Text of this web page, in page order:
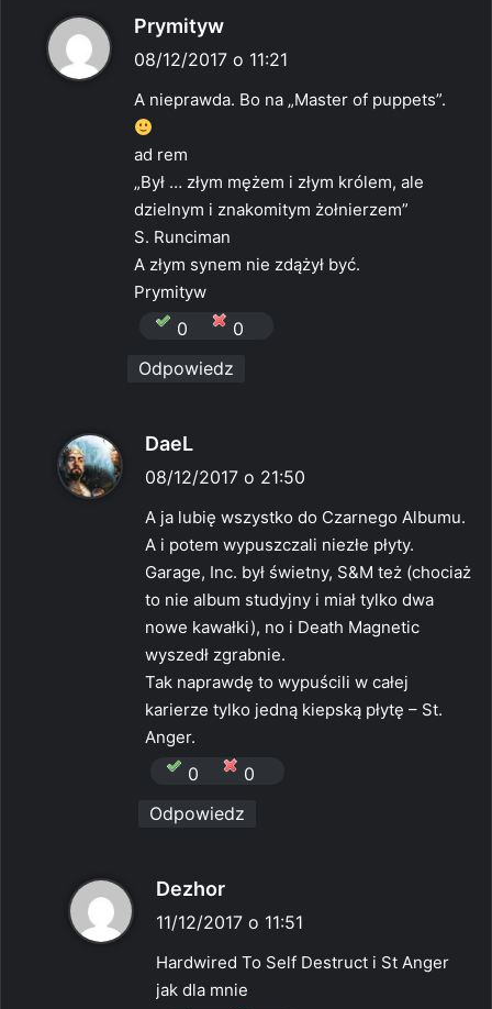
Prymityw
i
08/12/2017 o 11:21
A nieprawda. Bo na „Master of puppets”.
ad rem
„Był … złym mężem i złym królem, ale
dzielnym i znakomitym żołnierzem”
S. Runciman
A złym synem nie zdążył być.
Prymityw
0
0
Odpowiedz
DaeL
i
e
:
08/12/2017 o 21:50
A ja lubię wszystko do Czarnego Albumu.
A i potem wypuszczali niezłe płyty.
Garage, Inc. był świetny, S&M też (chociaż
to nie album studyjny i miał tylko dwa
nowe kawałki), no i Death Magnetic
wyszedł zgrabnie.
Tak naprawdę to wypuścili w całej
karierze tylko jedną kiepską płytę – St.
Anger.
0
0
Odpowiedz
Dezhor
i
11/12/2017 o 11:51
Hardwired To Self Destruct i St Anger
jak dla mnie